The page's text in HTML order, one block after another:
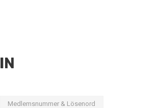
Medlemsnummer & Lösenord